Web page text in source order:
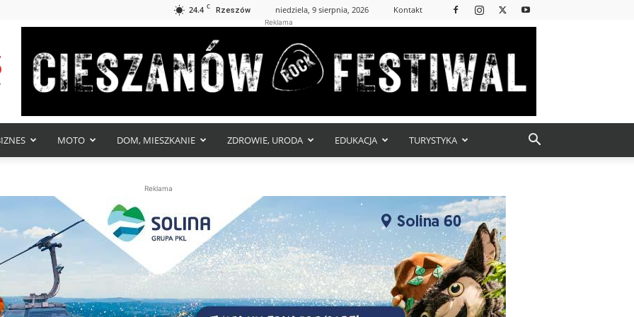
24.4 C Rzeszów niedziela, 9 sierpnia, 2026 Kontakt
Reklama
MOTO DOM, MIESZKANIE ZDROWIE, URODA EDUKACJA TURYSTYKA
Reklama